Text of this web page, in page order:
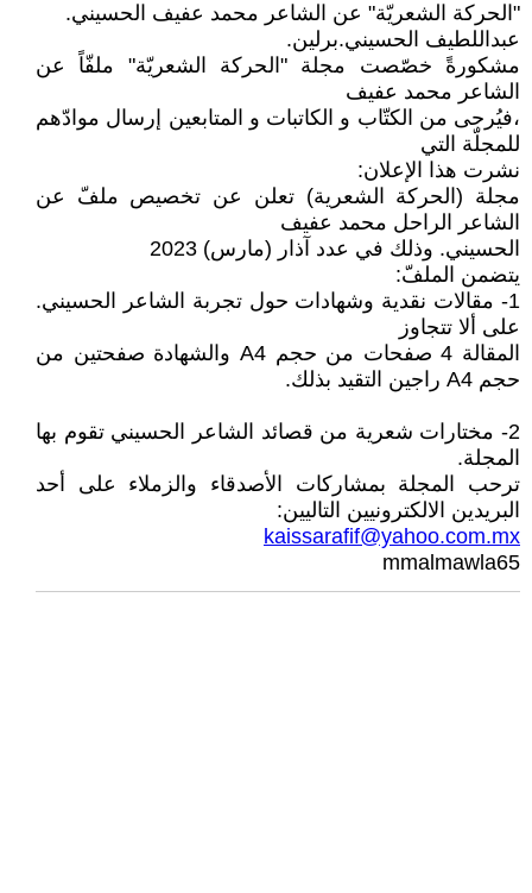
"الحركة الشعريّة" عن الشاعر محمد عفيف الحسيني.
عبداللطيف الحسيني.برلين.
مشكورةً خصّصت مجلة "الحركة الشعريّة" ملفّاً عن
الشاعر محمد عفيف
،فيُرجى من الكتّاب و الكاتبات و المتابعين إرسال موادّهم
للمجلّة التي
نشرت هذا الإعلان:
مجلة (الحركة الشعرية) تعلن عن تخصيص ملفّ عن
الشاعر الراحل محمد عفيف
الحسيني. وذلك في عدد آذار (مارس) 2023
يتضمن الملفّ:
1- مقالات نقدية وشهادات حول تجربة الشاعر الحسيني.
على ألا تتجاوز
المقالة 4 صفحات من حجم A4 والشهادة صفحتين من
حجم A4 راجين التقيد بذلك.
2- مختارات شعرية من قصائد الشاعر الحسيني تقوم بها
المجلة.
ترحب المجلة بمشاركات الأصدقاء والزملاء على أحد
البريدين الالكترونيين التاليين:
kaissarafif@yahoo.com.mx
mmalmawla65